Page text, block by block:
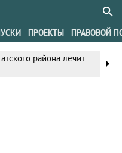
ПРОЕКТЫ ПРАВОВОЙ
района лечит
arrow_right